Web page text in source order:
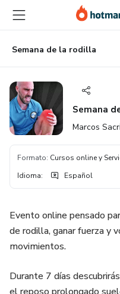
principal
página
de
página
Semana de la rodilla
Semana
Marcos
Formato: Cursos online y
Idioma: Español
Evento online pensado
de rodilla, ganar fuerza y
movimientos.
Durante 7 días